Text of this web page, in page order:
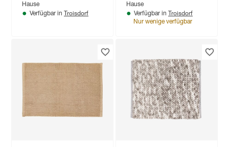
Hause
Verfügbar in Troisdorf
Hause
Verfügbar in Troisdorf
Nur wenige verfügbar